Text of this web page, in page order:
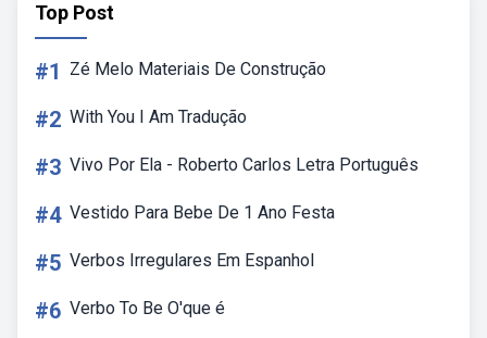
Top Post
#1 Zé Melo Materiais De Construção
#2 With You I Am Tradução
#3 Vivo Por Ela - Roberto Carlos Letra Português
#4 Vestido Para Bebe De 1 Ano Festa
#5 Verbos Irregulares Em Espanhol
#6 Verbo To Be O'que é